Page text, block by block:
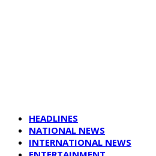
HEADLINES
NATIONAL NEWS
INTERNATIONAL NEWS